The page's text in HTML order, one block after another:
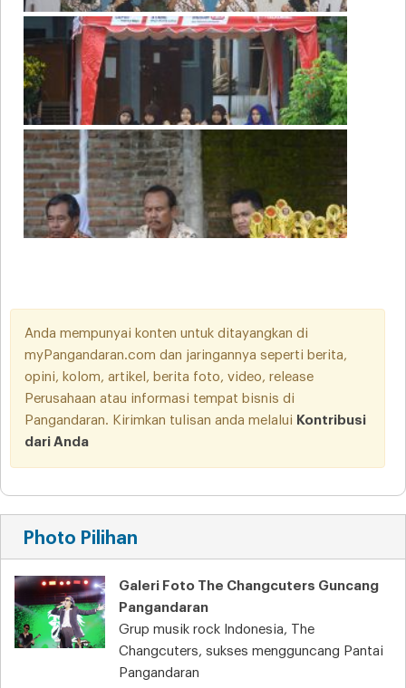
Anda mempunyai konten untuk ditayangkan di
myPangandaran.com dan jaringannya seperti berita,
opini, kolom, artikel, berita foto, video, release
Perusahaan atau informasi tempat bisnis di
Pangandaran. Kirimkan tulisan anda melalui Kontribusi
dari Anda
Photo Pilihan
Galeri Foto The Changcuters Guncang
Pangandaran
Grup musik rock Indonesia, The
Changcuters, sukses mengguncang Pantai
Pangandaran